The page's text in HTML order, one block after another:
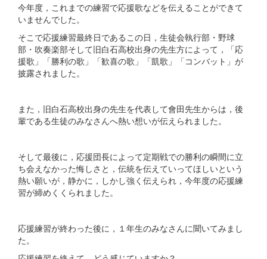
今年度，これまでの練習で応援歌などを伝えることができて
いませんでした。
そこで応援練習最終日であるこの日，生徒会執行部・野球
部・吹奏楽部そして旧白石高校出身の先生方によって，「応
援歌」「勝利の歌」「歓喜の歌」「凱歌」「コンバット」が
披露されました。
また，旧白石高校出身の先生を代表して會田先生からは，後
輩である生徒のみなさんへ熱い想いが伝えられました。
そして最後に，応援団長によって定期戦での勝利の瞬間に立
ち会えなかった悔しさと，伝統を伝えていってほしいという
熱い願いが，静かに，しかし強く伝えられ，今年度の応援練
習が締めくくられました。
応援練習が終わった後に，１年生のみなさんに聞いてみまし
た。